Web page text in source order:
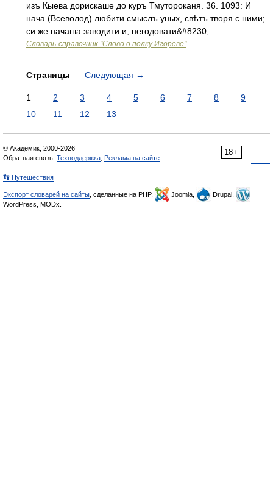
изъ Кыева дорискаше до куръ Тмутороканя. 36. 1093: И
нача (Всеволод) любити смыслъ уных, свѣтъ творя с ними;
си же начаша заводити и, негодовати&#8230; …
Словарь-справочник "Слово о полку Игореве"
Страницы Следующая →
1 2 3 4 5 6 7 8
9
10
11 12 13
18+
© Академик, 2000-2026
Обратная связь: Техподдержка Реклама на сайте
👣 Путешествия
Экспорт словарей на сайты , сделанные на PHP, Joomla,
Drupal,
WordPress, MODx.